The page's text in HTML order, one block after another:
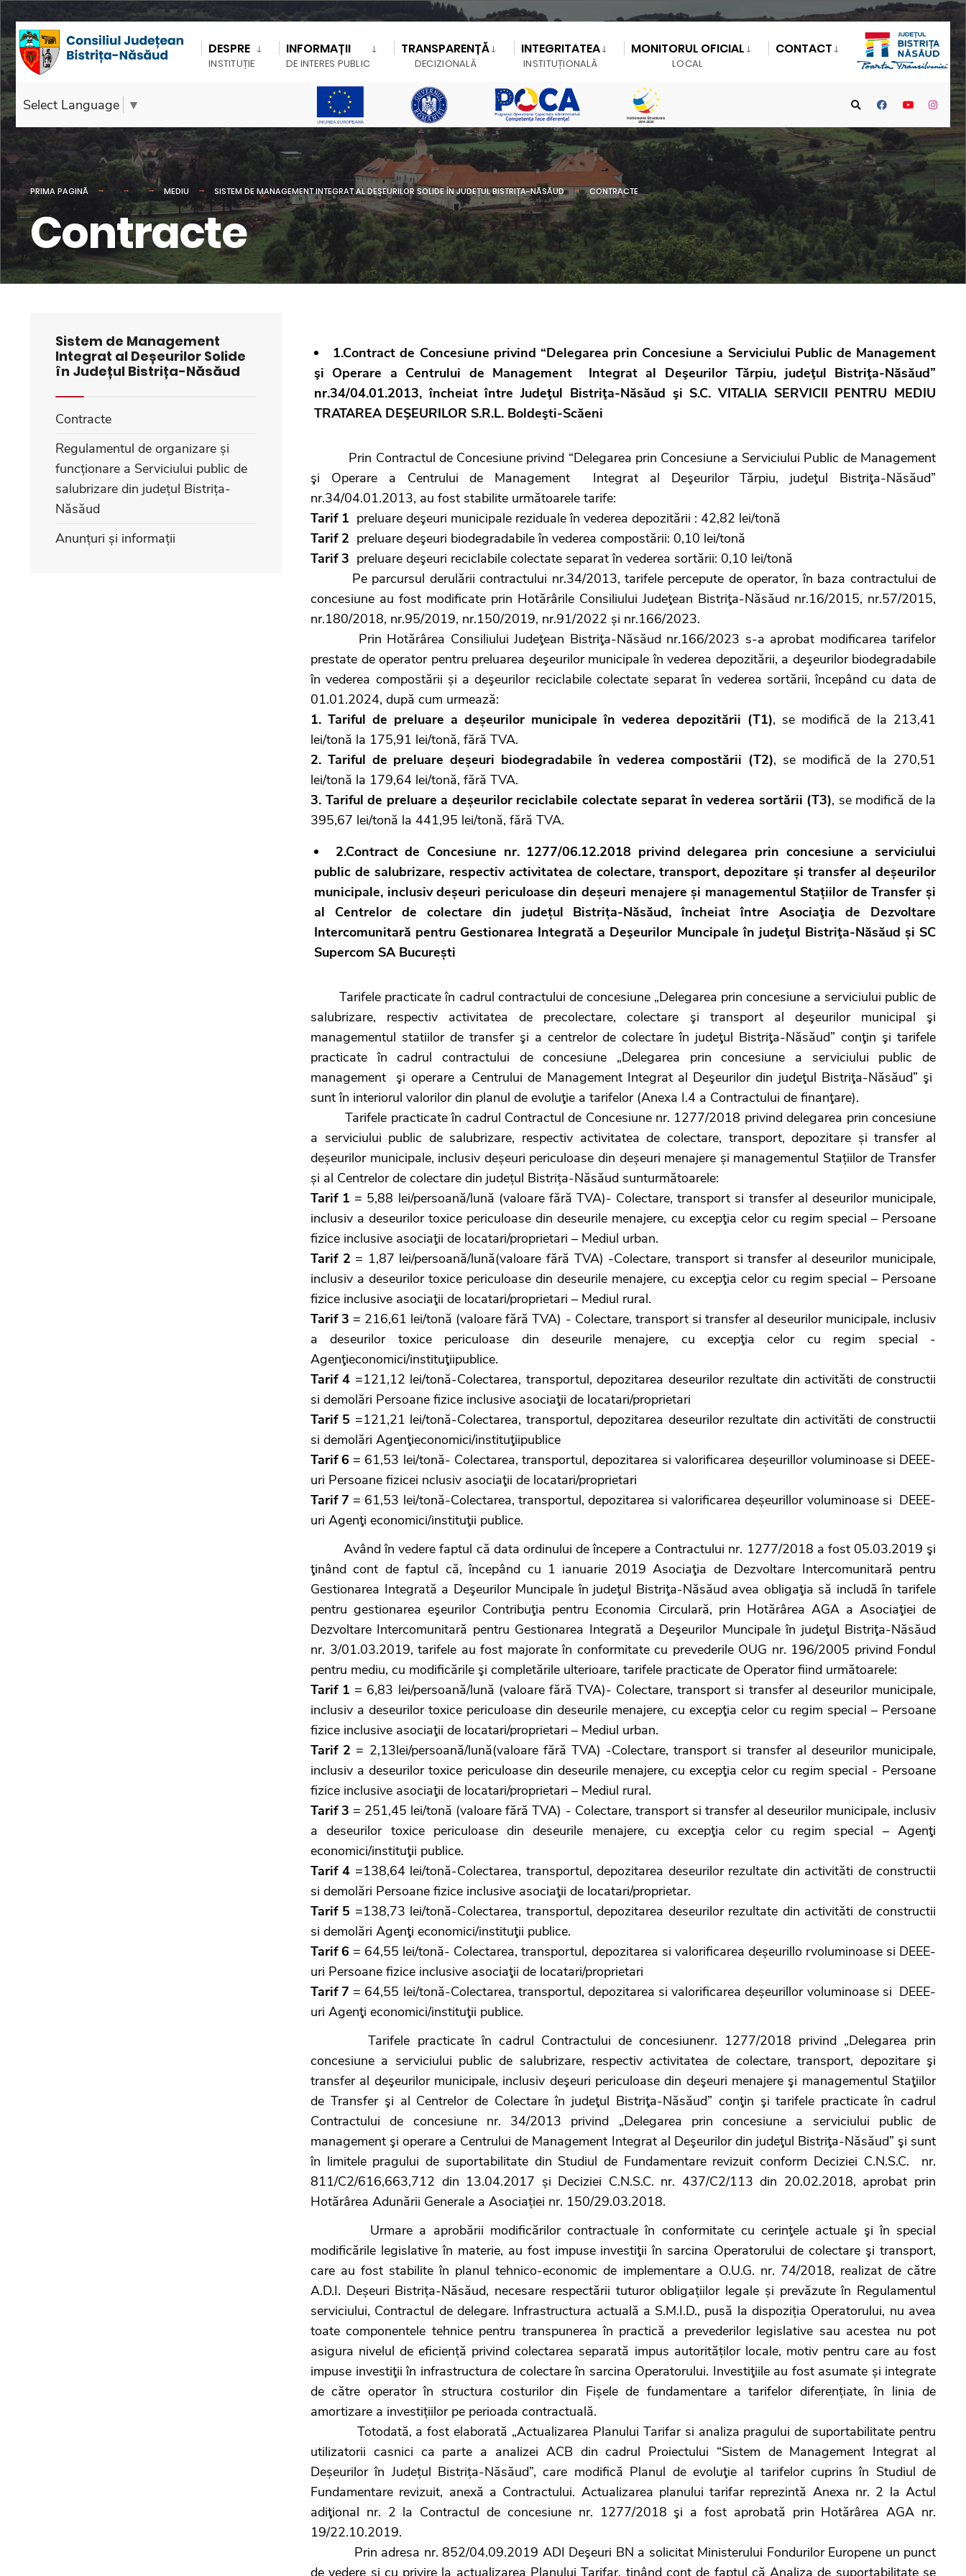
DESPRE
INSTITUȚIE
INFORMAȚII
DE INTERES PUBLIC
TRANSPARENȚĂ
DECIZIONALĂ
INTEGRITATEA
INSTITUȚIONALĂ
MONITORUL OFICIAL
LOCAL
CONTACT
Select Language ▼
PRIMA PAGINĂ MEDIU SISTEM DE MANAGEMENT INTEGRAT AL DEȘEURILOR SOLIDE ÎN JUDEȚUL BISTRIȚA-NĂSĂUD CONTRACTE
Contracte
1.Contract de Concesiune privind “Delegarea prin Concesiune a Serviciului Public de Management
şi Operare a Centrului de Management Integrat al Deşeurilor Tărpiu, judeţul Bistriţa-Năsăud”
nr.34/04.01.2013, încheiat între Judeţul Bistriţa-Năsăud şi S.C. VITALIA SERVICII PENTRU MEDIU
TRATAREA DEŞEURILOR S.R.L. Boldeşti-Scăeni
Prin Contractul de Concesiune privind “Delegarea prin Concesiune a Serviciului Public de Management
şi Operare a Centrului de Management Integrat al Deşeurilor Tărpiu, judeţul Bistriţa-Năsăud”
nr.34/04.01.2013, au fost stabilite următoarele tarife:
Tarif 1 preluare deşeuri municipale reziduale în vederea depozitării : 42,82 lei/tonă
Tarif 2 preluare deşeuri biodegradabile în vederea compostării: 0,10 lei/tonă
Tarif 3 preluare deşeuri reciclabile colectate separat în vederea sortării: 0,10 lei/tonă
Pe parcursul derulării contractului nr.34/2013, tarifele percepute de operator, în baza contractului de
concesiune au fost modificate prin Hotărârile Consiliului Judeţean Bistriţa-Năsăud nr.16/2015, nr.57/2015,
nr.180/2018, nr.95/2019, nr.150/2019, nr.91/2022 și nr.166/2023.
Prin Hotărârea Consiliului Judeţean Bistriţa-Năsăud nr.166/2023 s-a aprobat modificarea tarifelor
prestate de operator pentru preluarea deşeurilor municipale în vederea depozitării, a deşeurilor biodegradabile
în vederea compostării și a deşeurilor reciclabile colectate separat în vederea sortării, începând cu data de
01.01.2024, după cum urmează:
1. Tariful de preluare a deșeurilor municipale în vederea depozitării (T1), se modifică de la 213,41
lei/tonă la 175,91 lei/tonă, fără TVA.
2. Tariful de preluare deșeuri biodegradabile în vederea compostării (T2), se modifică de la 270,51
lei/tonă la 179,64 lei/tonă, fără TVA.
3. Tariful de preluare a deșeurilor reciclabile colectate separat în vederea sortării (T3), se modifică de la
395,67 lei/tonă la 441,95 lei/tonă, fără TVA.
2.Contract de Concesiune nr. 1277/06.12.2018 privind delegarea prin concesiune a serviciului
public de salubrizare, respectiv activitatea de colectare, transport, depozitare și transfer al deșeurilor
municipale, inclusiv deșeuri periculoase din deșeuri menajere și managementul Stațiilor de Transfer și
al Centrelor de colectare din județul Bistrița-Năsăud, încheiat între Asociaţia de Dezvoltare
Intercomunitară pentru Gestionarea Integrată a Deşeurilor Muncipale în judeţul Bistriţa-Năsăud și SC
Supercom SA București
Tarifele practicate în cadrul contractului de concesiune „Delegarea prin concesiune a serviciului public de
salubrizare, respectiv activitatea de precolectare, colectare şi transport al deşeurilor municipal şi
managementul statiilor de transfer şi a centrelor de colectare în judeţul Bistriţa-Năsăud” conţin şi tarifele
practicate în cadrul contractului de concesiune „Delegarea prin concesiune a serviciului public de
management şi operare a Centrului de Management Integrat al Deşeurilor din judeţul Bistriţa-Năsăud” şi
sunt în interiorul valorilor din planul de evoluţie a tarifelor (Anexa I.4 a Contractului de finanţare).
Tarifele practicate în cadrul Contractul de Concesiune nr. 1277/2018 privind delegarea prin concesiune
a serviciului public de salubrizare, respectiv activitatea de colectare, transport, depozitare și transfer al
deșeurilor municipale, inclusiv deșeuri periculoase din deșeuri menajere și managementul Stațiilor de Transfer
și al Centrelor de colectare din județul Bistrița-Năsăud sunturmătoarele:
Tarif 1 = 5,88 lei/persoană/lună (valoare fără TVA)- Colectare, transport si transfer al deseurilor municipale,
inclusiv a deseurilor toxice periculoase din deseurile menajere, cu excepţia celor cu regim special – Persoane
fizice inclusive asociaţii de locatari/proprietari – Mediul urban.
Tarif 2 = 1,87 lei/persoană/lună(valoare fără TVA) -Colectare, transport si transfer al deseurilor municipale,
inclusiv a deseurilor toxice periculoase din deseurile menajere, cu excepţia celor cu regim special – Persoane
fizice inclusive asociaţii de locatari/proprietari – Mediul rural.
Tarif 3 = 216,61 lei/tonă (valoare fără TVA) - Colectare, transport si transfer al deseurilor municipale, inclusiv
a deseurilor toxice periculoase din deseurile menajere, cu excepţia celor cu regim special -
Agenţieconomici/instituţiipublice.
Tarif 4 =121,12 lei/tonă-Colectarea, transportul, depozitarea deseurilor rezultate din activităti de constructii
si demolări Persoane fizice inclusive asociaţii de locatari/proprietari
Tarif 5 =121,21 lei/tonă-Colectarea, transportul, depozitarea deseurilor rezultate din activităti de constructii
si demolări Agenţieconomici/instituţiipublice
Tarif 6 = 61,53 lei/tonă- Colectarea, transportul, depozitarea si valorificarea deșeurillor voluminoase si DEEE-
uri Persoane fizicei nclusiv asociaţii de locatari/proprietari
Tarif 7 = 61,53 lei/tonă-Colectarea, transportul, depozitarea si valorificarea deșeurillor voluminoase si DEEE-
uri Agenţi economici/instituţii publice.
Având în vedere faptul că data ordinului de începere a Contractului nr. 1277/2018 a fost 05.03.2019 şi
ţinând cont de faptul că, începând cu 1 ianuarie 2019 Asociaţia de Dezvoltare Intercomunitară pentru
Gestionarea Integrată a Deşeurilor Muncipale în judeţul Bistriţa-Năsăud avea obligaţia să includă în tarifele
pentru gestionarea eşeurilor Contribuţia pentru Economia Circulară, prin Hotărârea AGA a Asociaţiei de
Dezvoltare Intercomunitară pentru Gestionarea Integrată a Deşeurilor Muncipale în judeţul Bistriţa-Năsăud
nr. 3/01.03.2019, tarifele au fost majorate în conformitate cu prevederile OUG nr. 196/2005 privind Fondul
pentru mediu, cu modificările şi completările ulterioare, tarifele practicate de Operator fiind următoarele:
Tarif 1 = 6,83 lei/persoană/lună (valoare fără TVA)- Colectare, transport si transfer al deseurilor municipale,
inclusiv a deseurilor toxice periculoase din deseurile menajere, cu excepţia celor cu regim special – Persoane
fizice inclusive asociaţii de locatari/proprietari – Mediul urban.
Tarif 2 = 2,13lei/persoană/lună(valoare fără TVA) -Colectare, transport si transfer al deseurilor municipale,
inclusiv a deseurilor toxice periculoase din deseurile menajere, cu excepţia celor cu regim special - Persoane
fizice inclusive asociaţii de locatari/proprietari – Mediul rural.
Tarif 3 = 251,45 lei/tonă (valoare fără TVA) - Colectare, transport si transfer al deseurilor municipale, inclusiv
a deseurilor toxice periculoase din deseurile menajere, cu excepţia celor cu regim special – Agenţi
economici/instituţii publice.
Tarif 4 =138,64 lei/tonă-Colectarea, transportul, depozitarea deseurilor rezultate din activităti de constructii
si demolări Persoane fizice inclusive asociaţii de locatari/proprietar.
Tarif 5 =138,73 lei/tonă-Colectarea, transportul, depozitarea deseurilor rezultate din activităti de constructii
si demolări Agenţi economici/instituţii publice.
Tarif 6 = 64,55 lei/tonă- Colectarea, transportul, depozitarea si valorificarea deșeurillo rvoluminoase si DEEE-
uri Persoane fizice inclusive asociaţii de locatari/proprietari
Tarif 7 = 64,55 lei/tonă-Colectarea, transportul, depozitarea si valorificarea deșeurillor voluminoase si DEEE-
uri Agenţi economici/instituţii publice.
Tarifele practicate în cadrul Contractului de concesiunenr. 1277/2018 privind „Delegarea prin
concesiune a serviciului public de salubrizare, respectiv activitatea de colectare, transport, depozitare şi
transfer al deşeurilor municipale, inclusiv deşeuri periculoase din deşeuri menajere şi managementul Staţiilor
de Transfer şi al Centrelor de Colectare în judeţul Bistriţa-Năsăud” conţin şi tarifele practicate în cadrul
Contractului de concesiune nr. 34/2013 privind „Delegarea prin concesiune a serviciului public de
management şi operare a Centrului de Management Integrat al Deşeurilor din judeţul Bistriţa-Năsăud” şi sunt
în limitele pragului de suportabilitate din Studiul de Fundamentare revizuit conform Deciziei C.N.S.C. nr.
811/C2/616,663,712 din 13.04.2017 și Deciziei C.N.S.C. nr. 437/C2/113 din 20.02.2018, aprobat prin
Hotărârea Adunării Generale a Asociației nr. 150/29.03.2018.
Urmare a aprobării modificărilor contractuale în conformitate cu cerinţele actuale şi în special
modificările legislative în materie, au fost impuse investiţii în sarcina Operatorului de colectare şi transport,
care au fost stabilite în planul tehnico-economic de implementare a O.U.G. nr. 74/2018, realizat de către
A.D.I. Deșeuri Bistrița-Năsăud, necesare respectării tuturor obligațiilor legale și prevăzute în Regulamentul
serviciului, Contractul de delegare. Infrastructura actuală a S.M.I.D., pusă la dispoziția Operatorului, nu avea
toate componentele tehnice pentru transpunerea în practică a prevederilor legislative sau acestea nu pot
asigura nivelul de eficiență privind colectarea separată impus autorităților locale, motiv pentru care au fost
impuse investiţii în infrastructura de colectare în sarcina Operatorului. Investiţiile au fost asumate și integrate
de către operator în structura costurilor din Fișele de fundamentare a tarifelor diferențiate, în linia de
amortizare a investițiilor pe perioada contractuală.
Totodată, a fost elaborată „Actualizarea Planului Tarifar si analiza pragului de suportabilitate pentru
utilizatorii casnici ca parte a analizei ACB din cadrul Proiectului “Sistem de Management Integrat al
Deșeurilor în Județul Bistrița-Năsăud”, care modifică Planul de evoluţie al tarifelor cuprins în Studiul de
Fundamentare revizuit, anexă a Contractului. Actualizarea planului tarifar reprezintă Anexa nr. 2 la Actul
adiţional nr. 2 la Contractul de concesiune nr. 1277/2018 şi a fost aprobată prin Hotărârea AGA nr.
19/22.10.2019.
Prin adresa nr. 852/04.09.2019 ADI Deşeuri BN a solicitat Ministerului Fondurilor Europene un punct
de vedere şi cu privire la actualizarea Planului Tarifar, ţinând cont de faptul că Analiza de suportabilitate se
Sistem de Management
Integrat al Deșeurilor Solide
în Județul Bistrița-Năsăud
Contracte
Regulamentul de organizare și
funcționare a Serviciului public de
salubrizare din județul Bistrița-
Năsăud
Anunțuri și informații